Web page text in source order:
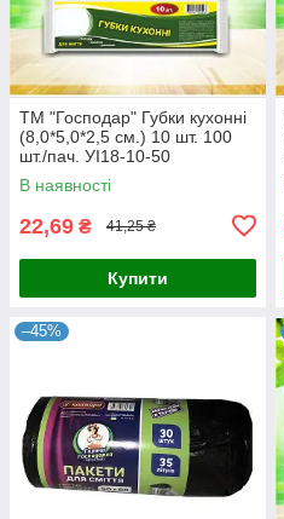
ТМ "Господар" Губки кухонні
(8,0*5,0*2,5 см.) 10 шт. 100
шт./пач. УІ18-10-50
В наявності
22,69 ₴ 41,25 ₴
Купити
–45%